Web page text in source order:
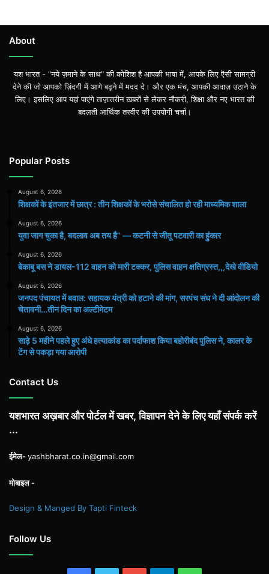
About
यश भारत - "नये ज़माने के साथ" की कोशिश है आपकी भाषा में, आपके लिए ऎसी सामग्री
देने की जो आपको ज़िंदगी में आगे बढ़ने में मदद दे। और एक मंच, आपकी आवाज़ उठाने के
लिए। इसलिए आप यहां पाएंगे ताज़ातरीन खबरों से लेकर नौकरी, शिक्षा और नए भारत की
बदलती आर्थिक तस्वीर की उपयोगी चर्चा।
Popular Posts
August 6, 2026
शिक्षकों के इंतजार में छात्र : तीन शिक्षकों के भरोसे संचालित हो रही माध्यमिक शाला
August 6, 2026
युवा जाग चुका है, बदलाव अब तय है” — कटनी से जीतू पटवारी का हुंकार
August 6, 2026
बेकाबू बस ने डायल-112 वाहन को मारी टक्कर, पुलिस वाहन क्षतिग्रस्त,,,देखे वीडियो
August 6, 2026
जनपद पंचायत में बवाल: सहायक यंत्री को हटाने की मांग, सरपंच संघ ने दी आंदोलन की
चेतावनी…तीन दिन का अल्टीमेटम
August 6, 2026
साढ़े 5 महीने पहले हुए अंधे हत्याकांड का पर्दाफाश किया बहोरीबंद पुलिस ने, कालर के
टेंग से पकड़ा गया आरोपी
Contact Us
यशभारत अख़बार और पोर्टल में खबर, विज्ञापन देने के लिए यहाँ संपर्क करें
...
ईमेल-yashbharat.co.in@gmail.com
मोबाइल -
Design & Manged By Tapti Finteck
Follow Us